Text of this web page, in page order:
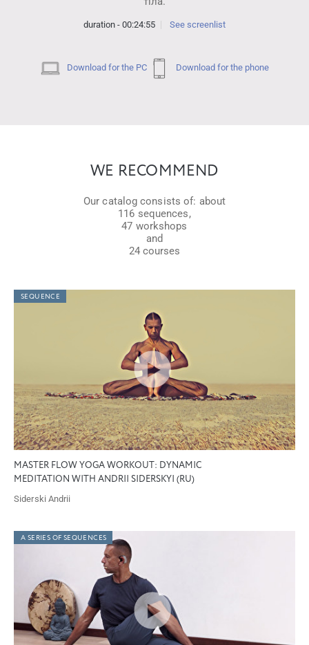
duration - 00:24:55 See screenlist
Download for the PC Download for the phone
WE RECOMMEND
Our catalog consists of: about
116 sequences,
47 workshops
and
24 courses
SEQUENCE
MASTER FLOW YOGA WORKOUT: DYNAMIC
MEDITATION WITH ANDRII SIDERSKYI (RU)
Siderski Andrii
A SERIES OF SEQUENCES